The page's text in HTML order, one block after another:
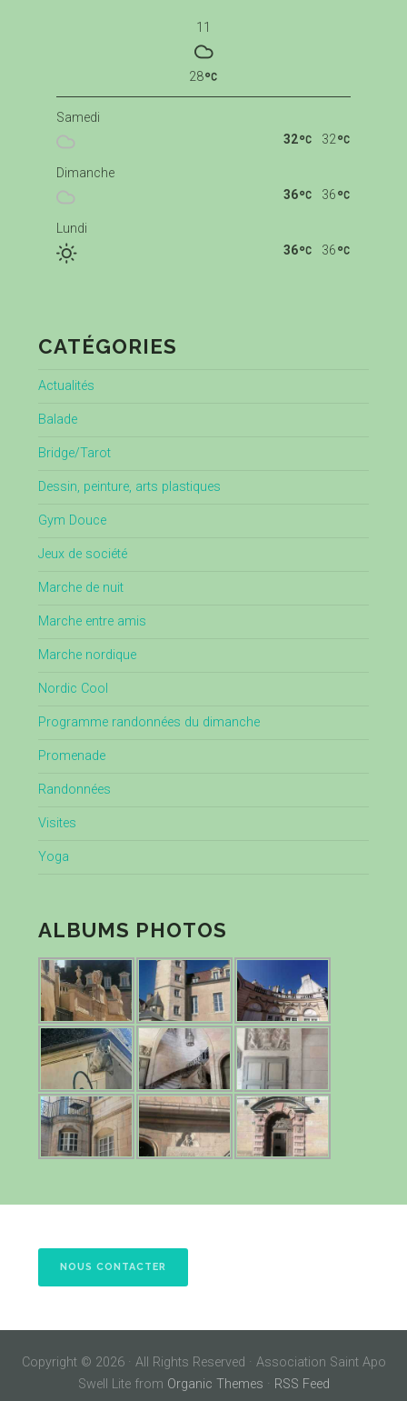
11
28
Samedi
32
32
Dimanche
36
36
Lundi
36
36
CATÉGORIES
Actualités
Balade
Bridge/Tarot
Dessin, peinture, arts plastiques
Gym Douce
Jeux de société
Marche de nuit
Marche entre amis
Marche nordique
Nordic Cool
Programme randonnées du dimanche
Promenade
Randonnées
Visites
Yoga
ALBUMS PHOTOS
NOUS CONTACTER
Copyright © 2026 · All Rights Reserved · Association Saint Apo
Swell Lite from Organic Themes · RSS Feed